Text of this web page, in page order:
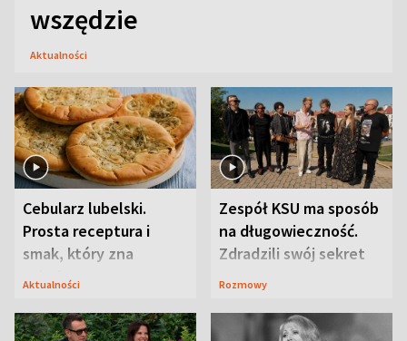
wszędzie
Aktualności
Cebularz lubelski.
Prosta receptura i
smak, który zna
Lubelszczyzna
Aktualności
Zespół KSU ma sposób
na długowieczność.
Zdradzili swój sekret
Rozmowy